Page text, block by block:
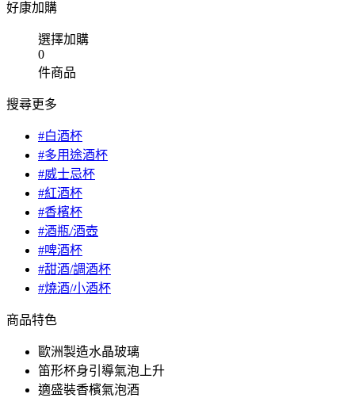
好康加購
選擇加購
0
件商品
搜尋更多
#白酒杯
#多用途酒杯
#威士忌杯
#紅酒杯
#香檳杯
#酒瓶/酒壺
#啤酒杯
#甜酒/調酒杯
#燒酒/小酒杯
商品特色
歐洲製造水晶玻璃
笛形杯身引導氣泡上升
適盛裝香檳氣泡酒